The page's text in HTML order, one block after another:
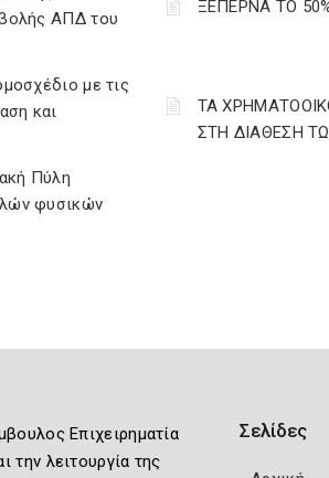
ΑΠΔ του
με τις
και
Πύλη
φυσικών
ΞΕΠΕΡΝΑ ΤΟ
ΤΑ
ΣΤΗ ΔΙΑΘΕΣΗ
Επιχειρηματία
την λειτουργία της
Σελίδες